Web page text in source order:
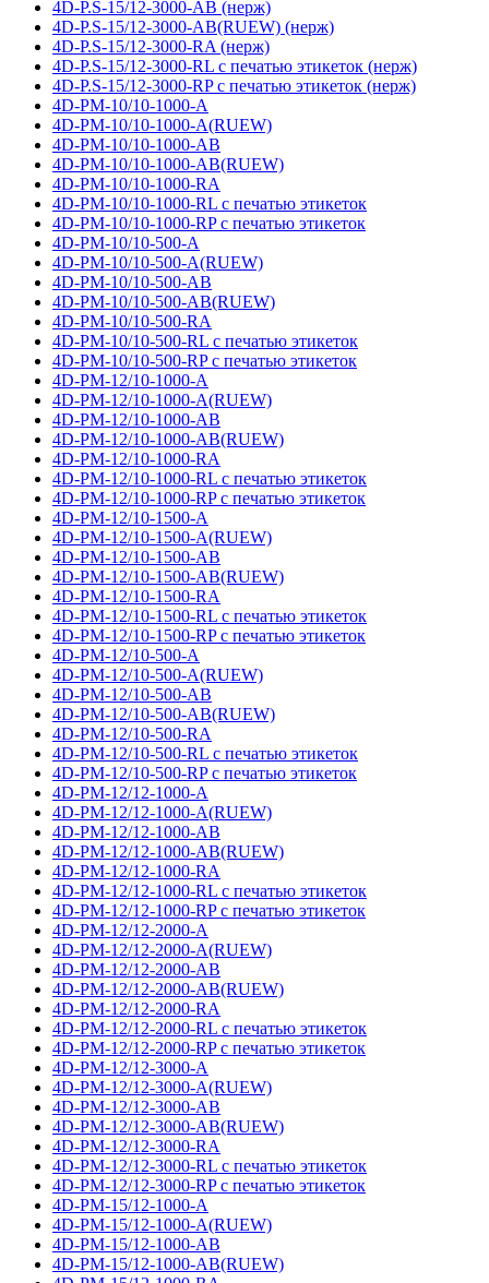
4D-P.S-15/12-3000-AB (нерж)
4D-P.S-15/12-3000-AB(RUEW) (нерж)
4D-P.S-15/12-3000-RA (нерж)
4D-P.S-15/12-3000-RL с печатью этикеток (нерж)
4D-P.S-15/12-3000-RP с печатью этикеток (нерж)
4D-PM-10/10-1000-A
4D-PM-10/10-1000-A(RUEW)
4D-PM-10/10-1000-AB
4D-PM-10/10-1000-AB(RUEW)
4D-PM-10/10-1000-RA
4D-PM-10/10-1000-RL с печатью этикеток
4D-PM-10/10-1000-RP с печатью этикеток
4D-PM-10/10-500-A
4D-PM-10/10-500-A(RUEW)
4D-PM-10/10-500-AB
4D-PM-10/10-500-AB(RUEW)
4D-PM-10/10-500-RA
4D-PM-10/10-500-RL с печатью этикеток
4D-PM-10/10-500-RP с печатью этикеток
4D-PM-12/10-1000-A
4D-PM-12/10-1000-A(RUEW)
4D-PM-12/10-1000-AB
4D-PM-12/10-1000-AB(RUEW)
4D-PM-12/10-1000-RA
4D-PM-12/10-1000-RL с печатью этикеток
4D-PM-12/10-1000-RP с печатью этикеток
4D-PM-12/10-1500-A
4D-PM-12/10-1500-A(RUEW)
4D-PM-12/10-1500-AB
4D-PM-12/10-1500-AB(RUEW)
4D-PM-12/10-1500-RA
4D-PM-12/10-1500-RL с печатью этикеток
4D-PM-12/10-1500-RP с печатью этикеток
4D-PM-12/10-500-A
4D-PM-12/10-500-A(RUEW)
4D-PM-12/10-500-AB
4D-PM-12/10-500-AB(RUEW)
4D-PM-12/10-500-RA
4D-PM-12/10-500-RL с печатью этикеток
4D-PM-12/10-500-RP с печатью этикеток
4D-PM-12/12-1000-A
4D-PM-12/12-1000-A(RUEW)
4D-PM-12/12-1000-AB
4D-PM-12/12-1000-AB(RUEW)
4D-PM-12/12-1000-RA
4D-PM-12/12-1000-RL с печатью этикеток
4D-PM-12/12-1000-RP с печатью этикеток
4D-PM-12/12-2000-A
4D-PM-12/12-2000-A(RUEW)
4D-PM-12/12-2000-AB
4D-PM-12/12-2000-AB(RUEW)
4D-PM-12/12-2000-RA
4D-PM-12/12-2000-RL с печатью этикеток
4D-PM-12/12-2000-RP с печатью этикеток
4D-PM-12/12-3000-A
4D-PM-12/12-3000-A(RUEW)
4D-PM-12/12-3000-AB
4D-PM-12/12-3000-AB(RUEW)
4D-PM-12/12-3000-RA
4D-PM-12/12-3000-RL с печатью этикеток
4D-PM-12/12-3000-RP с печатью этикеток
4D-PM-15/12-1000-A
4D-PM-15/12-1000-A(RUEW)
4D-PM-15/12-1000-AB
4D-PM-15/12-1000-AB(RUEW)